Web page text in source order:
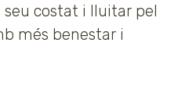
seu costat i lluitar pel
més benestar i